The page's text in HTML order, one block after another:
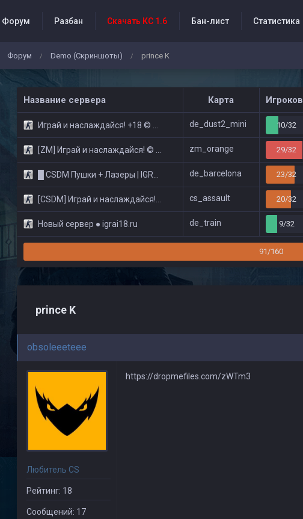
Форум Разбан Скачать КС 1.6 Бан-лист Статистика
События проекта
Форум / Demo (Скриншоты) / prince K
Название сервера Карта Игроков
Играй и наслаждайся! +18 © Public de_dust2_mini 10/32
[ZM] Играй и наслаждайся! © Zombie Show zm_orange 29/32
█ CSDM Пушки + Лазеры | IGRAI18.RU ツ █ de_barcelona 23/32
[CSDM] Играй и наслаждайся! © Classic cs_assault 20/32
Новый сервер ● igrai18.ru de_train 9/32
91/160
prince K
obsoleeeteee
Любитель CS
Рейтинг: 18
Сообщений: 17
https://dropmefiles.com/zWTm3